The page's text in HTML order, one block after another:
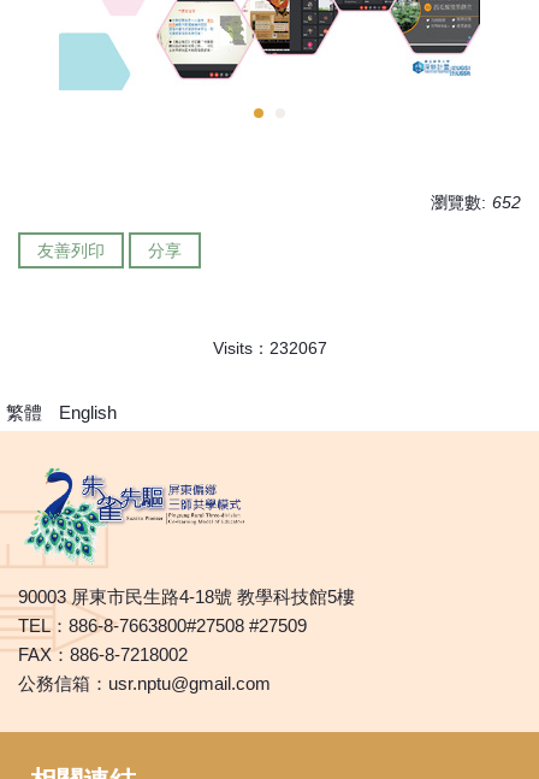
瀏覽數: 652
友善列印 分享
Visits： 232067
繁體 English
90003 屏東市民生路4-18號 教學科技館5樓
TEL：886-8-7663800#27508 #27509
FAX：886-8-7218002
公務信箱：usr.nptu@gmail.com